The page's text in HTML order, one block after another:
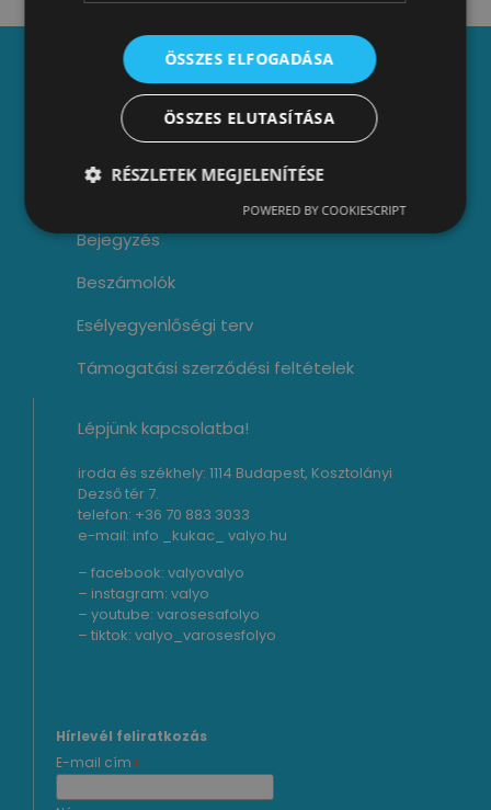
Adatkezelési tájékoztató
Bejegyzés
Beszámolók
Esélyegyenlőségi terv
Támogatási szerződési feltételek
Lépjünk kapcsolatba!
iroda és székhely: 1114 Budapest, Kosztolányi
Dezső tér 7.
telefon: +36 70 883 3033
e-mail: info _kukac_ valyo.hu
– facebook: valyovalyo
– instagram: valyo
– youtube: varosesafolyo
– tiktok: valyo_varosesfolyo
Hírlevél feliratkozás
E-mail cím*
ÖSSZES ELFOGADÁSA
ÖSSZES ELUTASÍTÁSA
RÉSZLETEK MEGJELENÍTÉSE
POWERED BY COOKIESCRIPT